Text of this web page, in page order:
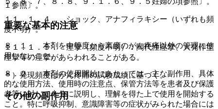
１参照〕。
重要な基本的注意
８．１． 本剤を中等度から高度のがん疼痛以外の管理に使
用しないこと。
８．２． 本剤の使用開始にあたっては、主な副作用、具体
的な使用方法、使用時の注意点、保管方法等を患者及び保護
者等に対して十分に説明し、理解を得た上で使用を開始する
こと。特に呼吸抑制、意識障害等の症状がみられた場合には
１１．１．４． ショック、アナフィラキシー（いずれも頻
度不明）。
１１．１．５． 痙攣（頻度不明）：間代性痙攣、大発作型
痙攣等の痙攣があらわれることがある。
＊）発現頻度はがん疼痛の試験成績に基づく。
その他の副作用